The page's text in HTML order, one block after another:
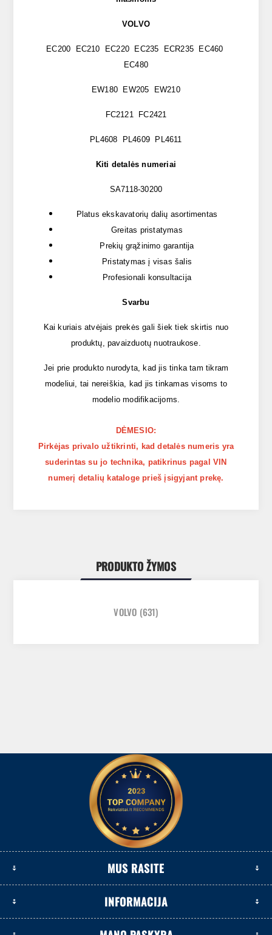
VOLVO
EC200 EC210 EC220 EC235 ECR235 EC460
EC480
EW180 EW205 EW210
FC2121 FC2421
PL4608 PL4609 PL4611
Kiti detalės numeriai
SA7118-30200
Platus ekskavatorių dalių asortimentas
Greitas pristatymas
Prekių grąžinimo garantija
Pristatymas į visas šalis
Profesionali konsultacija
Svarbu
Kai kuriais atvėjais prekės gali šiek tiek skirtis nuo
produktų, pavaizduotų nuotraukose.
Jei prie produkto nurodyta, kad jis tinka tam tikram
modeliui, tai nereiškia, kad jis tinkamas visoms to
modelio modifikacijoms.
DĖMESIO:
Pirkėjas privalo užtikrinti, kad detalės numeris yra
suderintas su jo technika, patikrinus pagal VIN
numerį detalių kataloge prieš įsigyjant prekę.
PRODUKTO ŽYMOS
VOLVO (631)
MUS RASITE
INFORMACIJA